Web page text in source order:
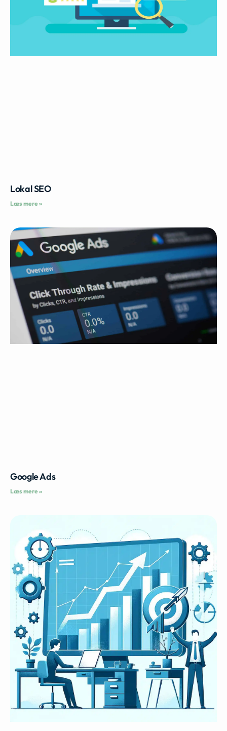
Lokal SEO
Læs mere »
Google Ads
Læs mere »